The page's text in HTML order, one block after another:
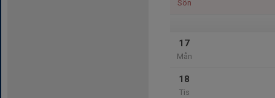
Sön
17
Mån
18
Tis